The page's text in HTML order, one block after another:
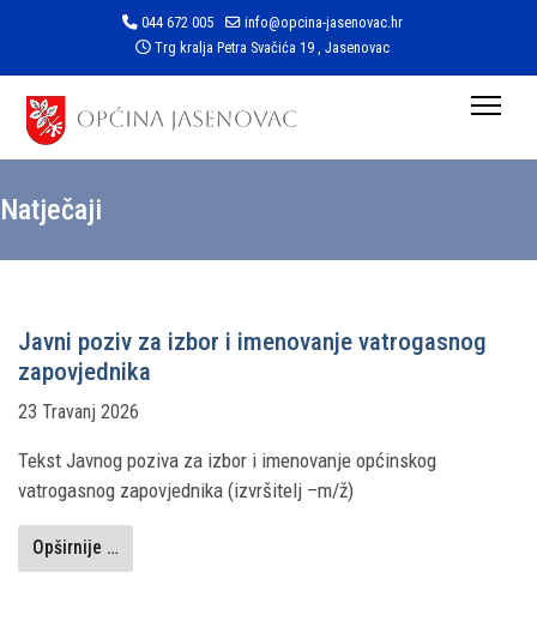
044 672 005
info@opcina-jasenovac.hr
Trg kralja Petra Svačića 19 , Jasenovac
Natječaji
Javni poziv za izbor i imenovanje vatrogasnog
zapovjednika
23 Travanj 2026
Tekst Javnog poziva za izbor i imenovanje općinskog
vatrogasnog zapovjednika (izvršitelj –m/ž)
Opširnije …